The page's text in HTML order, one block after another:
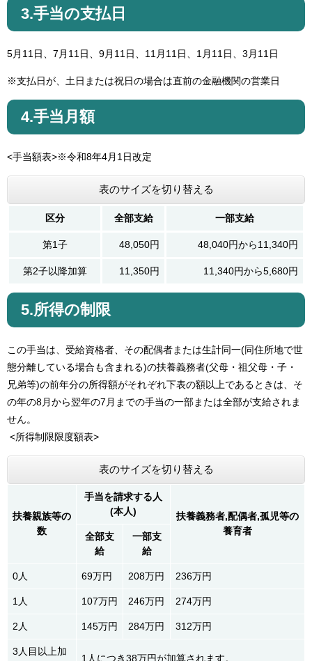
3.手当の支払日
5月11日、7月11日、9月11日、11月11日、1月11日、3月11日
※支払日が、土日または祝日の場合は直前の金融機関の営業日
4.手当月額
<手当額表>※令和8年4月1日改定
表のサイズを切り替える
区分 全部支給 一部支給
第1子 48,050円 48,040円から11,340円
第2子以降加算 11,350円 11,340円から5,680円
5.所得の制限
この手当は、受給資格者、その配偶者または生計同一(同住所地で世
態分離している場合も含まれる)の扶養義務者(父母・祖父母・子・
兄弟等)の前年分の所得額がそれぞれ下表の額以上であるときは、そ
の年の8月から翌年の7月までの手当の一部または全部が支給されま
せん。
<所得制限限度額表>
表のサイズを切り替える
扶養親族等の
数
手当を請求する人
(本人)
扶養義務者,配偶者,孤児等の
養育者
全部支
給
一部支
給
0人 69万円 208万円 236万円
1人 107万円 246万円 274万円
2人 145万円 284万円 312万円
3人目以上加
1人につき38万円が加算されます。